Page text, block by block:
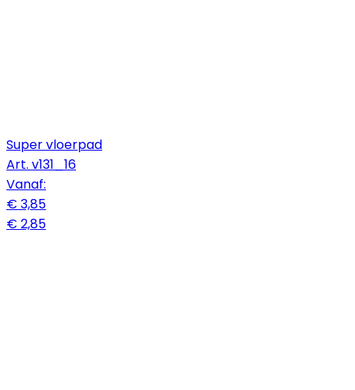
Super vloerpad
Art. v131_16
Vanaf:
€ 3,85
€ 2,85